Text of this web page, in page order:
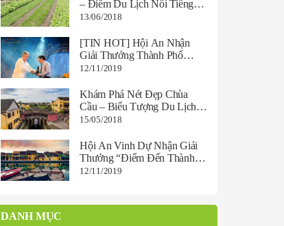
– Điểm Du Lịch Nổi Tiếng
Hội An
13/06/2018
[TIN HOT] Hội An Nhận
Giải Thưởng Thành Phố
Quyến Rũ Nhất Thế Giới
12/11/2019
Khám Phá Nét Đẹp Chùa
Cầu – Biểu Tượng Du Lịch
Hội An
15/05/2018
Hội An Vinh Dự Nhận Giải
Thưởng “Điểm Đến Thành
Phố Văn Hóa Hàng Đầu
12/11/2019
DANH MỤC